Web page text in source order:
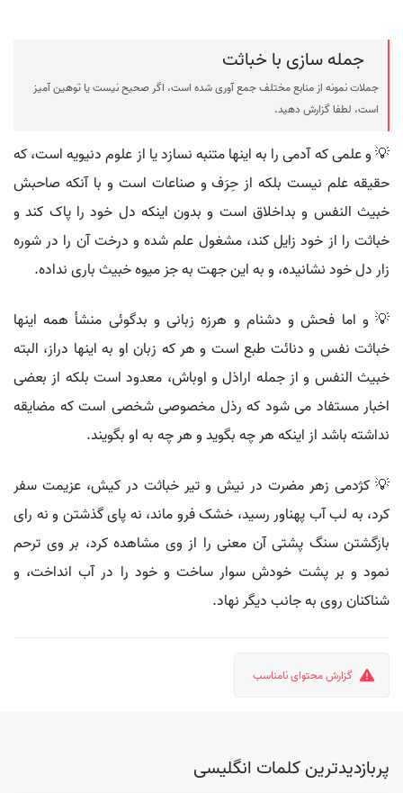
جمله سازی با خباثت
جملات نمونه از منابع مختلف جمع آوری شده است، اگر صحیح نیست یا توهین آمیز
است، لطفا گزارش دهید.
💡 و علمی که آدمی را به اینها متنبه نسازد یا از علوم دنیویه است، که
حقیقه علم نیست بلکه از حِرَف و صناعات است و با آنکه صاحبش
خبیث النفس و بداخلاق است و بدون اینکه دل خود را پاک کند و
خباثت را از خود زایل کند، مشغول علم شده و درخت آن را در شوره
زار دل خود نشانیده، و به این جهت به جز میوه خبیث باری نداده.
💡 و اما فحش و دشنام و هرزه زبانی و بدگوئی منشأ همه اینها
خباثت نفس و دنائت طبع است و هر که زبان او به اینها دراز، البته
خبیث النفس و از جمله اراذل و اوباش، معدود است بلکه از بعضی
اخبار مستفاد می شود که رذل مخصوصی شخصی است که مضایقه
نداشته باشد از اینکه هر چه بگوید و هر چه به او بگویند.
💡 کژدمی زهر مضرت در نیش و تیر خباثت در کیش، عزیمت سفر
کرد، به لب آب پهناور رسید، خشک فرو ماند، نه پای گذشتن و نه رای
بازگشتن سنگ پشتی آن معنی را از وی مشاهده کرد، بر وی ترحم
نمود و بر پشت خودش سوار ساخت و خود را در آب انداخت، و
شناکنان روی به جانب دیگر نهاد.
گزارش محتوای نامناسب
پربازدیدترین کلمات انگلیسی